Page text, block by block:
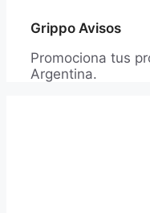
Grippo Avisos
Promociona tus
Argentina.